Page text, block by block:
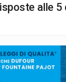
alle 5